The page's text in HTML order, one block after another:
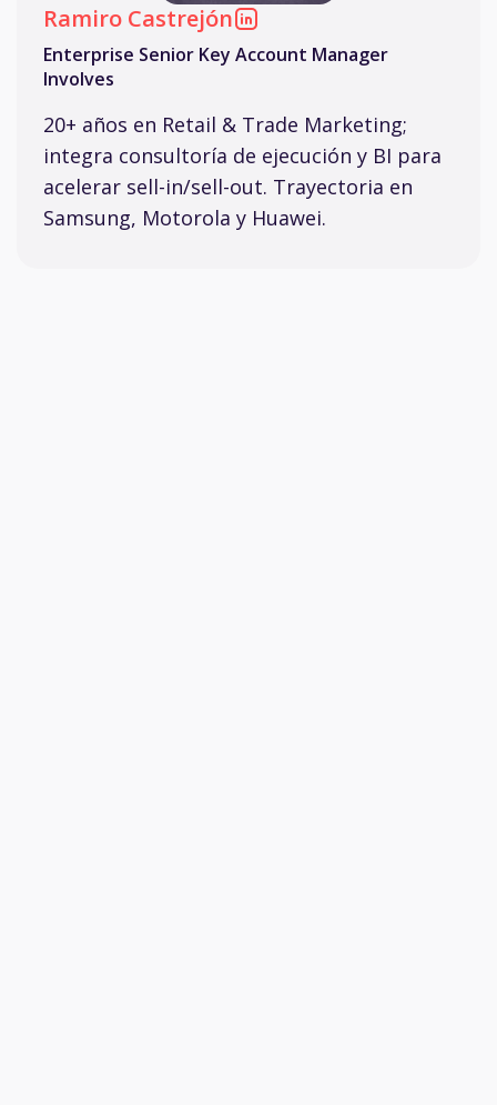
Ramiro Castrejón
Enterprise Senior Key Account Manager
Involves
20+ años en Retail & Trade Marketing;
integra consultoría de ejecución y BI para
acelerar sell-in/sell-out. Trayectoria en
Samsung, Motorola y Huawei.